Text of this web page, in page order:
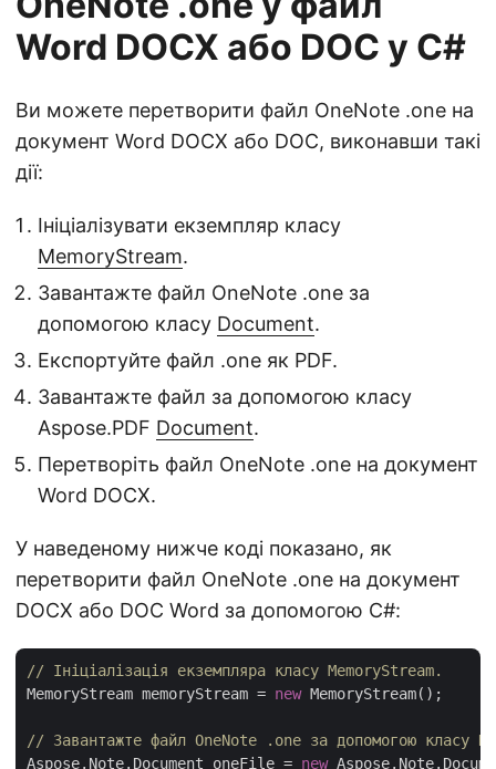
Word DOCX або DOC у C#
Ви можете перетворити файл OneNote .one на
документ Word DOCX або DOC, виконавши такі
дії:
Ініціалізувати екземпляр класу
MemoryStream.
Завантажте файл OneNote .one за
допомогою класу Document.
Експортуйте файл .one як PDF.
Завантажте файл за допомогою класу
Aspose.PDF Document.
Перетворіть файл OneNote .one на документ
Word DOCX.
У наведеному нижче коді показано, як
перетворити файл OneNote .one на документ
DOCX або DOC Word за допомогою C#:
// Ініціалізація екземпляра класу MemoryStream.
MemoryStream memoryStream = new MemoryStream();
// Завантажте файл OneNote .one за допомогою класу
Aspose.Note.Document oneFile = new